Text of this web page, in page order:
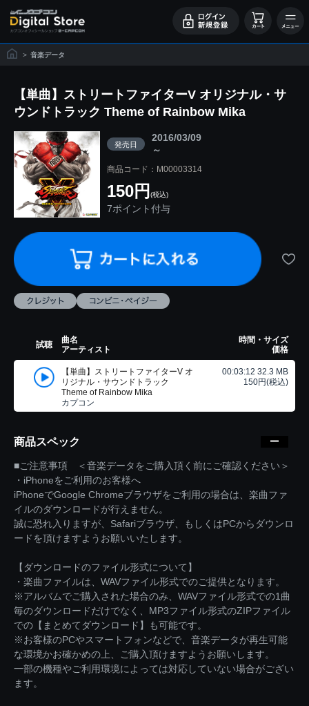
> 音楽データ
【単曲】ストリートファイターV オリジナル・サ
ウンドトラック Theme of Rainbow Mika
発売日
2016/03/09
～
商品コード：M00003314
150円 (税込)
7ポイント付与
試聴
曲名
アーティスト
時間・サイズ
価格
【単曲】ストリートファイターV オ
リジナル・サウンドトラック
Theme of Rainbow Mika
カプコン
00:03:12 32.3 MB
150円(税込)
商品スペック
■ご注意事項 ＜音楽データをご購入頂く前にご確認ください＞
・iPhoneをご利用のお客様へ
iPhoneでGoogle Chromeブラウザをご利用の場合は、楽曲ファ
イルのダウンロードが行えません。
誠に恐れ入りますが、Safariブラウザ、もしくはPCからダウンロ
ードを頂けますようお願いいたします。
【ダウンロードのファイル形式について】
・楽曲ファイルは、WAVファイル形式でのご提供となります。
※アルバムでご購入された場合のみ、WAVファイル形式での1曲
毎のダウンロードだけでなく、MP3ファイル形式のZIPファイル
での【まとめてダウンロード】も可能です。
※お客様のPCやスマートフォンなどで、音楽データが再生可能
な環境かお確かめの上、ご購入頂けますようお願いします。
一部の機種やご利用環境によっては対応していない場合がござい
ます。